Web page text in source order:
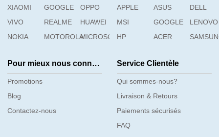
XIAOMI GOOGLE
OPPO
VIVO
REALME
HUAWEI
NOKIA
MOTOROLAMICROSOFT
APPLE ASUS
DELL
MSI
GOOGLE
LENOVO
HP
ACER
Pour mieux nous connaître
Promotions
Blog
Contactez-nous
Service Clientèle
Qui sommes-nous?
Livraison & Retours
Paiements sécurisés
FAQ